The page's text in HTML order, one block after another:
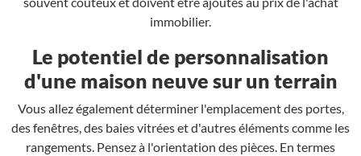
immobilier.
Le potentiel de personnalisation
d'une maison neuve sur un terrain
Vous allez également déterminer l'emplacement des portes,
des fenêtres, des baies vitrées et d'autres éléments comme les
rangements. Pensez à l'orientation des pièces. En termes